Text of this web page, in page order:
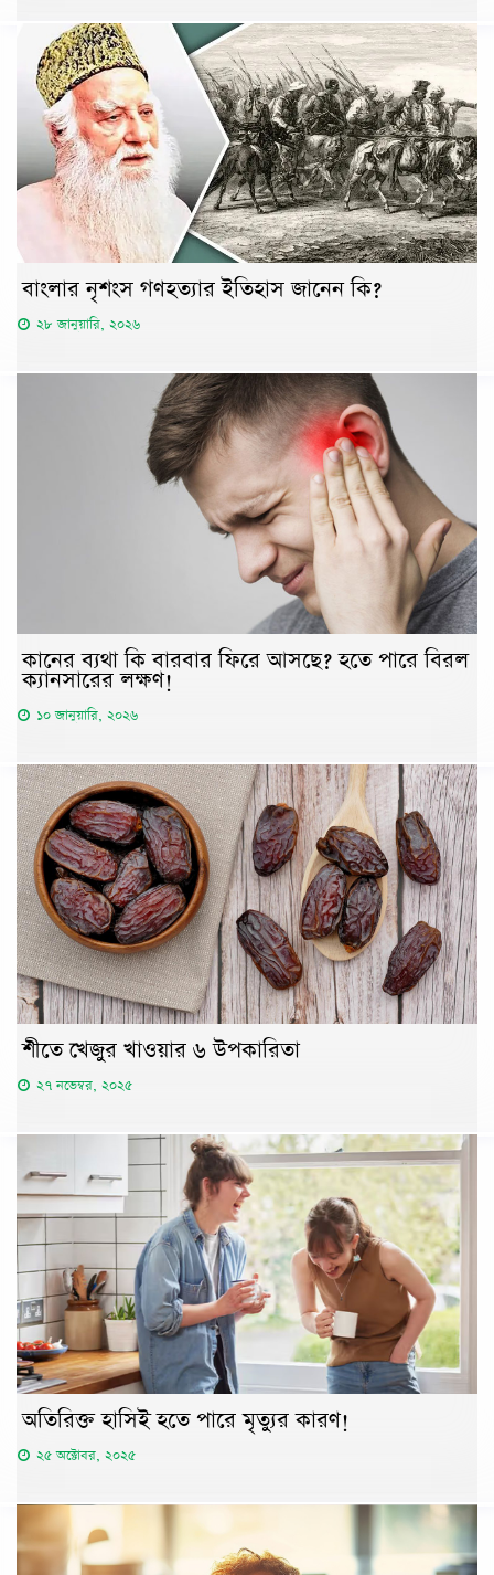
বাংলার নৃশংস গণহত্যার ইতিহাস জানেন কি?
২৮ জানুয়ারি, ২০২৬
কানের ব্যথা কি বারবার ফিরে আসছে? হতে পারে বিরল
ক্যানসারের লক্ষণ!
১০ জানুয়ারি, ২০২৬
শীতে খেজুর খাওয়ার ৬ উপকারিতা
২৭ নভেম্বর, ২০২৫
অতিরিক্ত হাসিই হতে পারে মৃত্যুর কারণ!
২৫ অক্টোবর, ২০২৫